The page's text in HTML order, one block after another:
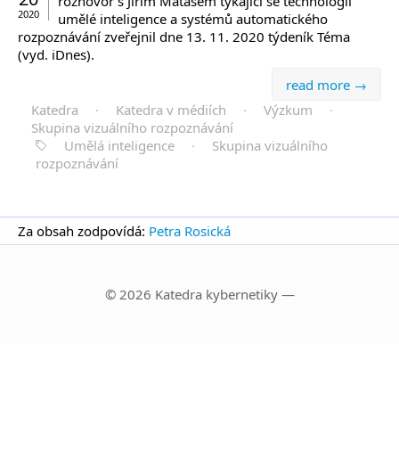
2020
umělé inteligence a systémů automatického
rozpoznávání zveřejnil dne 13. 11. 2020 týdeník Téma
(vyd. iDnes).
read more →
Katedra
· Katedra v médiích · Výzkum
·
Skupina vizuálního rozpoznávání
Umělá inteligence
·
Skupina vizuálního
rozpoznávání
Za obsah zodpovídá: Petra Rosická
© 2026 Katedra kybernetiky —